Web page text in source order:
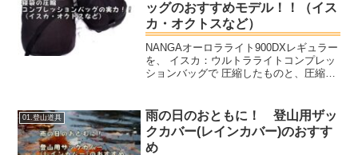
ッグのおすすめモデル！！（イス
カ・オクトスなど）
NANGAオーロラライト900DXレギュラー
を、 イスカ：ウルトラライトコンプレッ
ションバッグで 圧縮したものと、圧縮し
す。これならパッキングも楽になります
ね。寝袋の重さが変わるわけではないの
でその点は注意です。
01.登山道具
雨の日のおともに！ 登山用ザッ
クカバー(レインカバー)のおすす
め